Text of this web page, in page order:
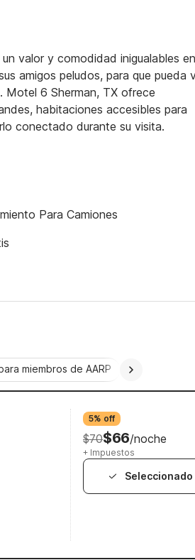
valor y comodidad inigualables
amigos peludos, para que pueda
Motel 6 Sherman, TX ofrece
habitaciones accesibles para
conectado durante su visita.
Para Camiones
miembros de AARP
5% off
$70$66/noche
+ Impuestos
Seleccionado